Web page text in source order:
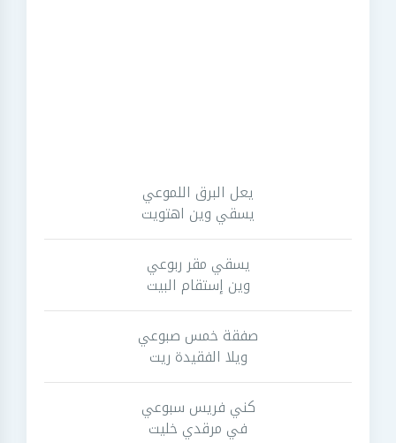
يعل البرق اللموعي
يسقي وين اهتويت
يسقي مقر ربوعي
وين إستقام البيت
صفقة خمس صبوعي
ويلا الفقيدة ريت
كني فريس سبوعي
في مرقدي خليت